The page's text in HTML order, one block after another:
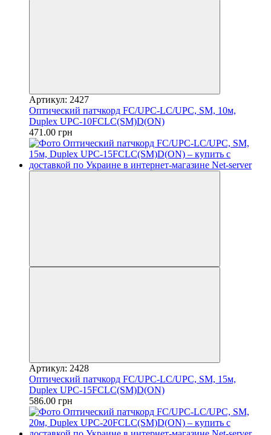
Артикул: 2427
Оптический патчкорд FC/UPC-LC/UPC, SM, 10м,
Duplex UPC-10FCLC(SM)D(ON)
471.00 грн
Артикул: 2428
Оптический патчкорд FC/UPC-LC/UPC, SM, 15м,
Duplex UPC-15FCLC(SM)D(ON)
586.00 грн